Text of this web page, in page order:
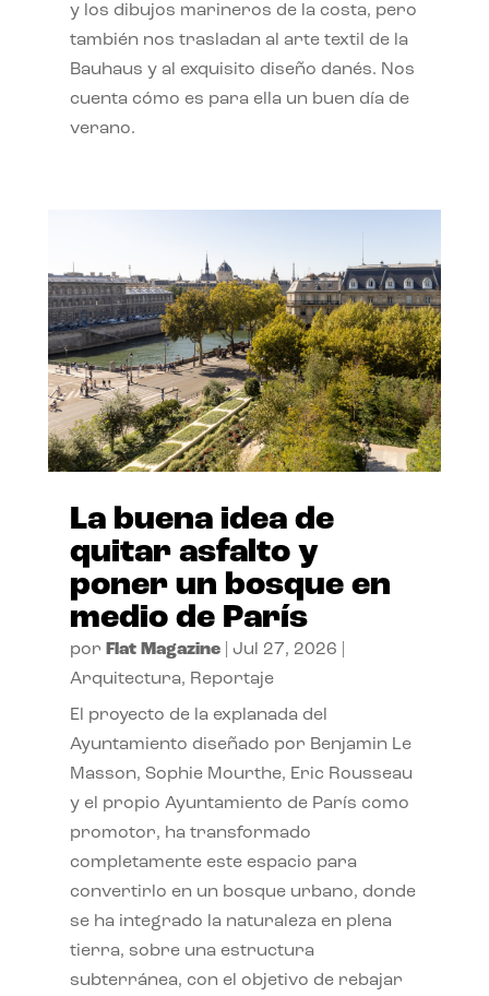
y los dibujos marineros de la costa, pero
también nos trasladan al arte textil de la
Bauhaus y al exquisito diseño danés. Nos
cuenta cómo es para ella un buen día de
verano.
La buena idea de
quitar asfalto y
poner un bosque en
medio de París
por Flat Magazine| Jul 27, 2026
Arquitectura, Reportaje
El proyecto de la explanada del
Ayuntamiento diseñado por Benjamin Le
Masson, Sophie Mourthe, Eric Rousseau
y el propio Ayuntamiento de París como
promotor, ha transformado
completamente este espacio para
convertirlo en un bosque urbano, donde
se ha integrado la naturaleza en plena
tierra, sobre una estructura
subterránea, con el objetivo de rebajar